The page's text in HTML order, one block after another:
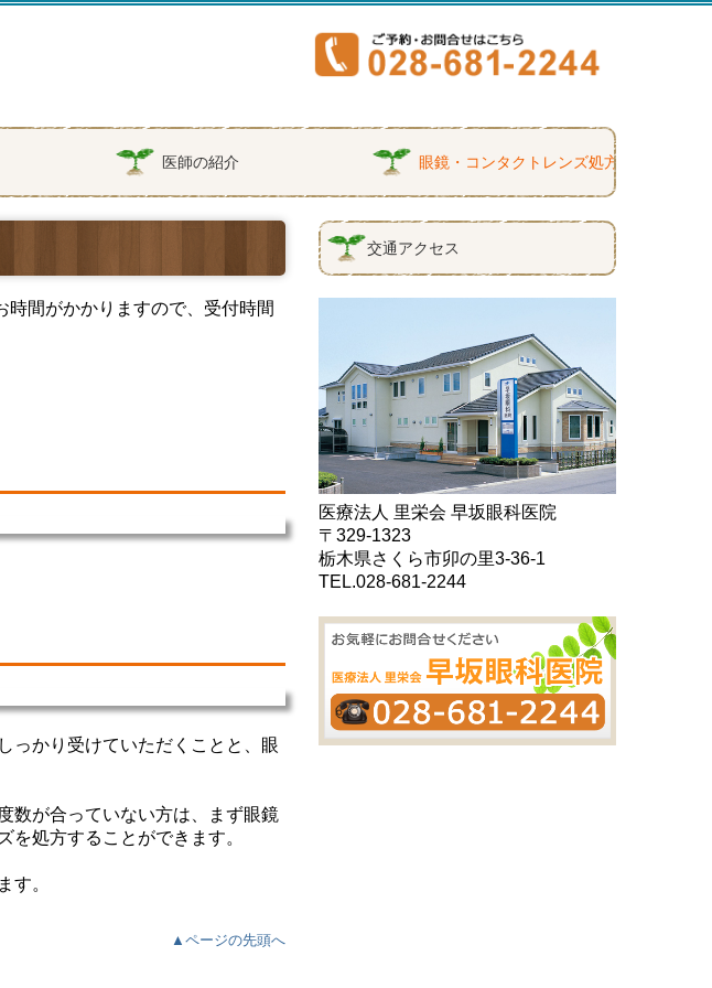
医師の紹介 眼鏡・コンタクトレンズ処方
間がかかりますので、受付時間
っかり受けていただくことと、眼
数が合っていない方は、まず眼鏡
処方することができます。
す。
▲ページの先頭へ
交通アクセス
医療法人 里栄会 早坂眼科医院
〒329-1323
栃木県さくら市卯の里3-36-1
TEL.028-681-2244